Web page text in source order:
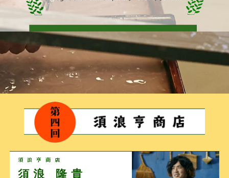
須浪亨商店
須浪 隆貴